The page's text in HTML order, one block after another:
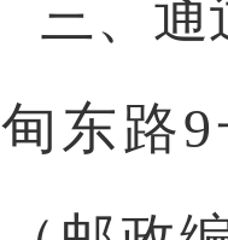
三、
甸东路